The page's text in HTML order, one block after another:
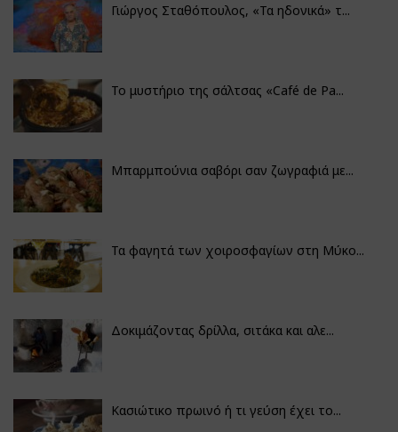
Γιώργος Σταθόπουλος, «Τα ηδονικά» τ...
Το μυστήριο της σάλτσας «Café de Pa...
Μπαρμπούνια σαβόρι σαν ζωγραφιά με...
Τα φαγητά των χοιροσφαγίων στη Μύκο...
Δοκιμάζοντας δρίλλα, σιτάκα και αλε...
Κασιώτικο πρωινό ή τι γεύση έχει το...